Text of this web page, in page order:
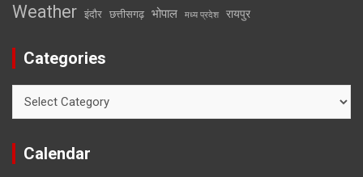
Weather इंदौर छत्तीसगढ़ भोपाल मध्य प्रदेश रायपुर
Categories
Calendar